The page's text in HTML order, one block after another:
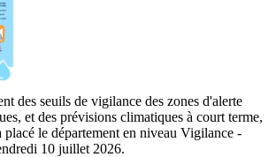
des seuils de vigilance des zones d'alerte
et des prévisions climatiques à court terme,
placé le département en niveau Vigilance -
10 juillet 2026.